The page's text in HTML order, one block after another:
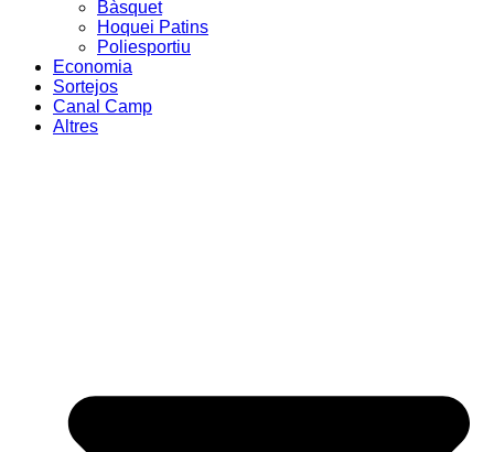
Bàsquet
Hoquei Patins
Poliesportiu
Economia
Sortejos
Canal Camp
Altres